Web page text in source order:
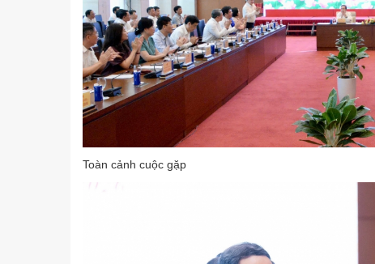
Toàn cảnh cuộc gặp